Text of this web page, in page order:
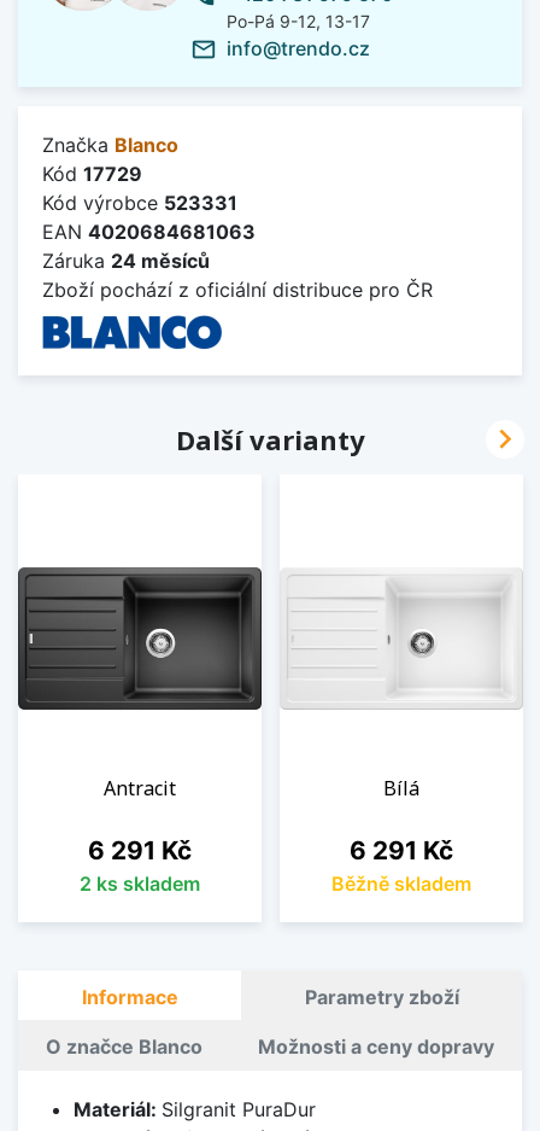
Po-Pá 9-12, 13-17
mail_outline info@trendo.cz
Značka Blanco
Kód 17729
Kód výrobce 523331
EAN 4020684681063
Záruka 24 měsíců
Zboží pochází z oficiální distribuce pro ČR
Další varianty
Antracit
Cena
6 291 Kč
2 ks skladem
Bílá
Cena
6 291 Kč
Běžně skladem

Informace Parametry zboží
O značce Blanco Možnosti a ceny dopravy
Materiál: Silgranit PuraDur